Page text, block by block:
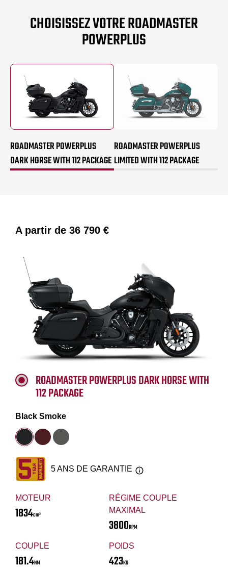
CHOISISSEZ VOTRE ROADMASTER
POWERPLUS
ROADMASTER POWERPLUS
DARK HORSE WITH 112 PACKAGE
ROADMASTER POWERPLUS
LIMITED WITH 112 PACKAGE
A partir de 36 790 €
MOTEUR
1834cm³
RÉGIME COUPLE
MAXIMAL
3800RPM
COUPLE
181.4NM
POIDS
423KG
ROADMASTER POWERPLUS DARK HORSE WITH
112 PACKAGE
Black Smoke
5 ANS DE GARANTIE